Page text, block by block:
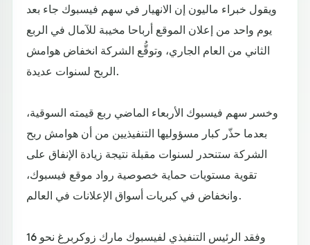
ويقول خبراء ماليون إن الانهيار في سهم فيسبوك جاء بعد
يوم واحد من إعلان الموقع أرباحا مخيبة للآمال في الربع
الثاني من العام الجاري، وتوقُّع الشركة انخفاض هوامش
الربح لسنوات عديدة.
وخسر سهم فيسبوك الأربعاء الماضي ربع قيمته السوقية،
بعدما حذّر كبار مسؤوليها التنفيذيين من أن هوامش ربح
الشركة ستنحدر لسنوات مقبلة نتيجة زيادة الإنفاق على
تقوية مستويات حماية خصوصية رواد موقع فيسبوك،
وانخفاض في كبريات أسواق الإعلانات في العالم.
وفقد الرئيس التنفيذي لفيسبوك مارك زوكربرغ نحو 16